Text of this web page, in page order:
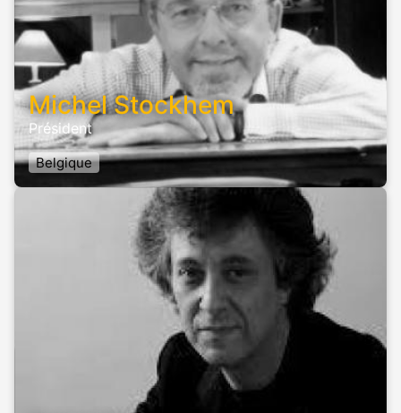
Michel Stockhem
Président
Belgique